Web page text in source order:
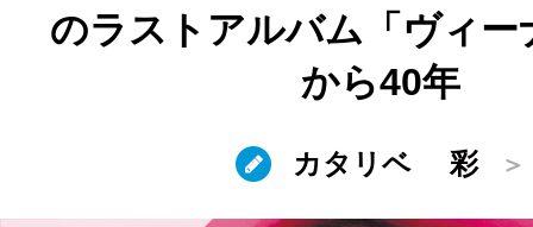
のラストアルバム「ヴィー
から40年
カタリベ 彩